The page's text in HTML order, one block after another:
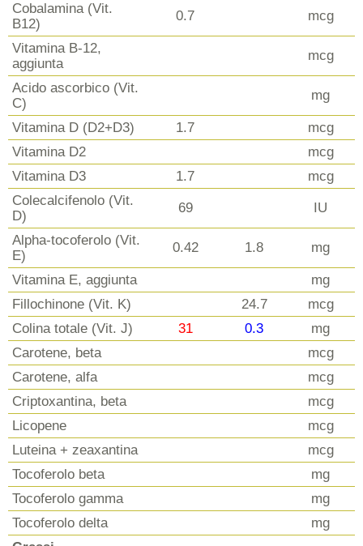
Cobalamina (Vit.
B12)
0.7 mcg
Vitamina B-12,
aggiunta
mcg
Acido ascorbico (Vit.
C)
mg
Vitamina D (D2+D3) 1.7
mcg
Vitamina D2
mcg
Vitamina D3
1.7
mcg
Colecalcifenolo (Vit.
D)
69 IU
Alpha-tocoferolo (Vit.
E)
0.42 1.8 mg
Vitamina E, aggiunta
mg
Fillochinone (Vit. K)
24.7
mcg
Colina totale (Vit. J)
31 0.3
mg
Carotene, beta
mcg
Carotene, alfa
mcg
Criptoxantina, beta
mcg
Licopene
mcg
Luteina + zeaxantina
mcg
Tocoferolo beta
mg
Tocoferolo gamma
mg
Tocoferolo delta
mg